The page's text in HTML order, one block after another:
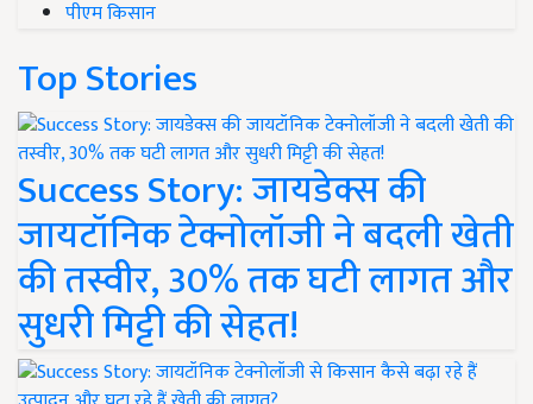
पीएम किसान
Top Stories
Success Story: जायडेक्स की
जायटॉनिक टेक्नोलॉजी ने बदली खेती
की तस्वीर, 30% तक घटी लागत और
सुधरी मिट्टी की सेहत!